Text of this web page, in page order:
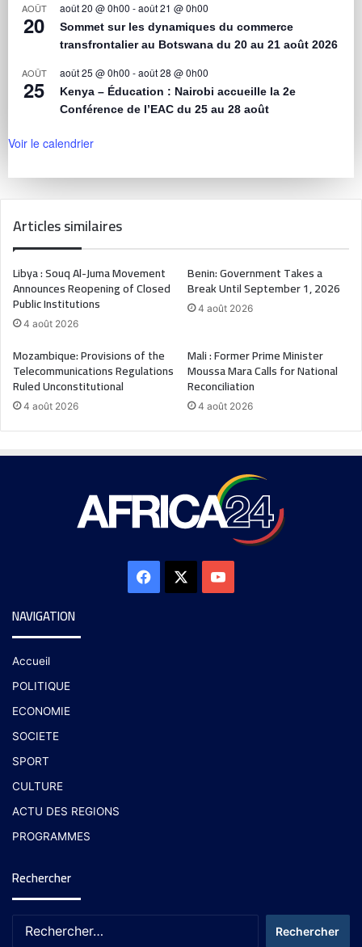
AOÛT
20
août 20 @ 0h00 -août 21 @ 0h00
Sommet sur les dynamiques du commerce
transfrontalier au Botswana du 20 au 21 août 2026
AOÛT
25
août 25 @ 0h00 -août 28 @ 0h00
Kenya – Éducation : Nairobi accueille la 2e
Conférence de l’EAC du 25 au 28 août
Voir le calendrier
Articles similaires
Libya : Souq Al-Juma Movement
Announces Reopening of Closed
Public Institutions
4 août 2026
Benin: Government Takes a
Break Until September 1, 2026
4 août 2026
Mozambique: Provisions of the
Telecommunications Regulations
Ruled Unconstitutional
4 août 2026
Mali : Former Prime Minister
Moussa Mara Calls for National
Reconciliation
4 août 2026
NAVIGATION
Accueil
POLITIQUE
ECONOMIE
SOCIETE
SPORT
CULTURE
ACTU DES REGIONS
PROGRAMMES
Rechercher